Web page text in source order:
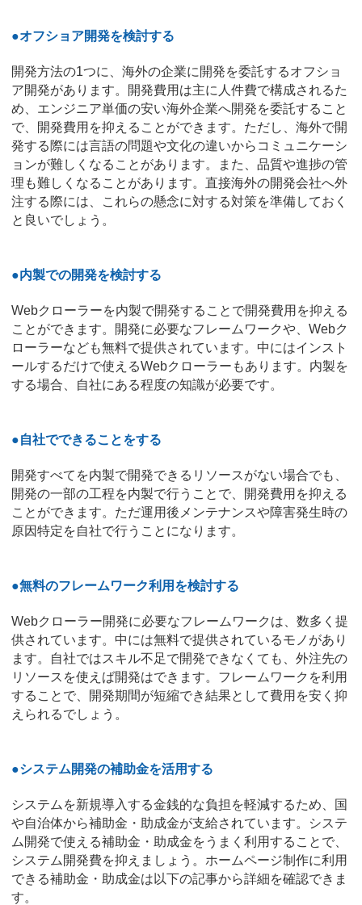
●オフショア開発を検討する
開発方法の1つに、海外の企業に開発を委託するオフショ
ア開発があります。開発費用は主に人件費で構成されるた
め、エンジニア単価の安い海外企業へ開発を委託すること
で、開発費用を抑えることができます。ただし、海外で開
発する際には言語の問題や文化の違いからコミュニケーシ
ョンが難しくなることがあります。また、品質や進捗の管
理も難しくなることがあります。直接海外の開発会社へ外
注する際には、これらの懸念に対する対策を準備しておく
と良いでしょう。
●内製での開発を検討する
Webクローラーを内製で開発することで開発費用を抑える
ことができます。開発に必要なフレームワークや、Webク
ローラーなども無料で提供されています。中にはインスト
ールするだけで使えるWebクローラーもあります。内製を
する場合、自社にある程度の知識が必要です。
●自社でできることをする
開発すべてを内製で開発できるリソースがない場合でも、
開発の一部の工程を内製で行うことで、開発費用を抑える
ことができます。ただ運用後メンテナンスや障害発生時の
原因特定を自社で行うことになります。
●無料のフレームワーク利用を検討する
Webクローラー開発に必要なフレームワークは、数多く提
供されています。中には無料で提供されているモノがあり
ます。自社ではスキル不足で開発できなくても、外注先の
リソースを使えば開発はできます。フレームワークを利用
することで、開発期間が短縮でき結果として費用を安く抑
えられるでしょう。
●システム開発の補助金を活用する
システムを新規導入する金銭的な負担を軽減するため、国
や自治体から補助金・助成金が支給されています。システ
ム開発で使える補助金・助成金をうまく利用することで、
システム開発費を抑えましょう。ホームページ制作に利用
できる補助金・助成金は以下の記事から詳細を確認できま
す。